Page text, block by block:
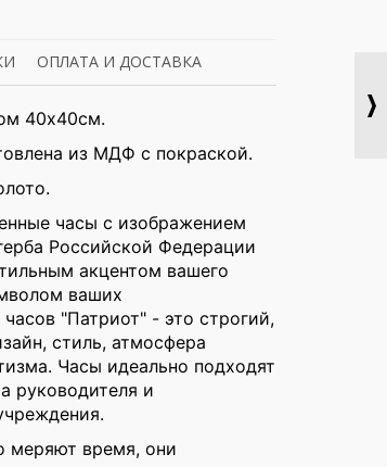
ОПЛАТА И ДОСТАВКА
40х40cм.
из МДФ с покраской.
часы с изображением
Российской Федерации
акцентом вашего
ваших
"Патриот" - это строгий,
стиль, атмосфера
Часы идеально подходят
руководителя и
меряют время, они